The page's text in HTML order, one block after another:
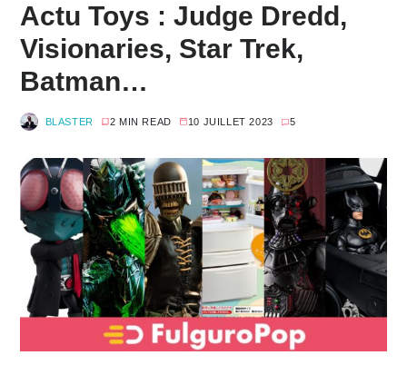
Actu Toys : Judge Dredd,
Visionaries, Star Trek,
Batman…
BLASTER 2 MIN READ 10 JUILLET 2023 5